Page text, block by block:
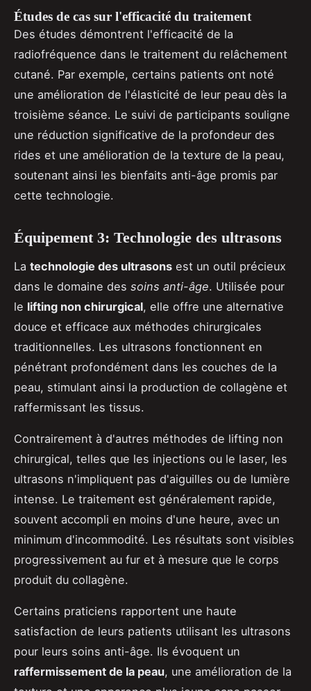
Études de cas sur l'efficacité du traitement
Des études démontrent l'efficacité de la
radiofréquence dans le traitement du relâchement
cutané. Par exemple, certains patients ont noté
une amélioration de l'élasticité de leur peau dès la
troisième séance. Le suivi de participants souligne
une réduction significative de la profondeur des
rides et une amélioration de la texture de la peau,
soutenant ainsi les bienfaits anti-âge promis par
cette technologie.
Équipement 3: Technologie des ultrasons
La technologie des ultrasons est un outil précieux
dans le domaine des soins anti-âge. Utilisée pour
le lifting non chirurgical, elle offre une alternative
douce et efficace aux méthodes chirurgicales
traditionnelles. Les ultrasons fonctionnent en
pénétrant profondément dans les couches de la
peau, stimulant ainsi la production de collagène et
raffermissant les tissus.
Contrairement à d'autres méthodes de lifting non
chirurgical, telles que les injections ou le laser, les
ultrasons n'impliquent pas d'aiguilles ou de lumière
intense. Le traitement est généralement rapide,
souvent accompli en moins d'une heure, avec un
minimum d'incommodité. Les résultats sont visibles
progressivement au fur et à mesure que le corps
produit du collagène.
Certains praticiens rapportent une haute
satisfaction de leurs patients utilisant les ultrasons
pour leurs soins anti-âge. Ils évoquent un
raffermissement de la peau, une amélioration de la